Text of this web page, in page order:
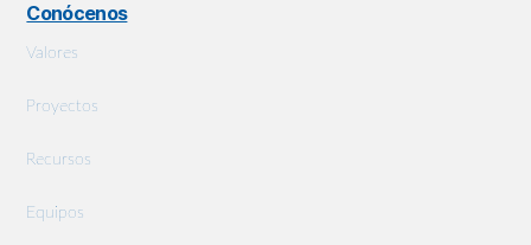
Conócenos
Valores
Proyectos
Recursos
Equipos